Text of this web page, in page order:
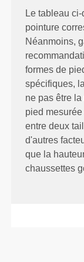
Le tableau
pointure
Néanmoins,
formes de
spécifiques,
ne pas être
pied
entre deux
d'autres
que la
chaussettes